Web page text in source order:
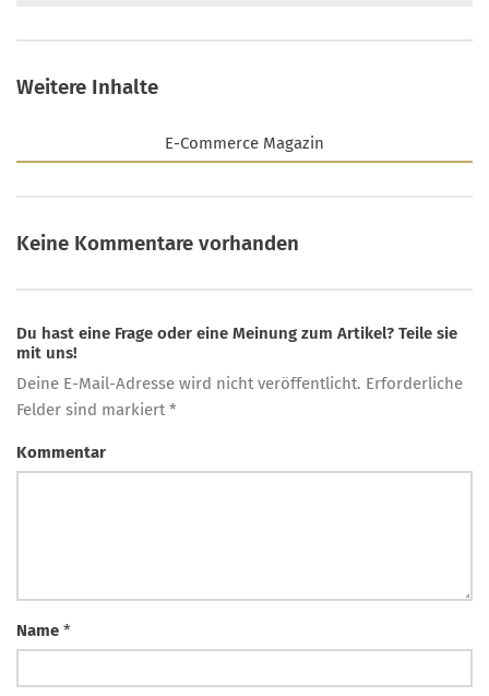
Weitere Inhalte
E-Commerce Magazin
Keine Kommentare vorhanden
Du hast eine Frage oder eine Meinung zum Artikel? Teile sie
mit uns!
Deine E-Mail-Adresse wird nicht veröffentlicht. Erforderliche
Felder sind markiert *
Kommentar
Name *